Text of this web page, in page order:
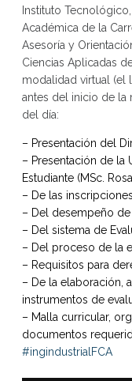
Instituto
Académica de la
Asesoría y
Ciencias Aplicadas
modalidad virtual (el
antes del inicio de la
del día:
– Presentación del
– Presentación de la
Estudiante (MSc.
– De las
– Del desempeño
– Del sistema de
– Del proceso de la
– Requisitos para
– De la elaboración,
instrumentos de
– Malla curricular,
documentos
#ingindustrialFCA